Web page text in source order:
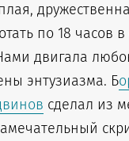
по 18 часов в
двигала
энтузиазма. Б
сделал из